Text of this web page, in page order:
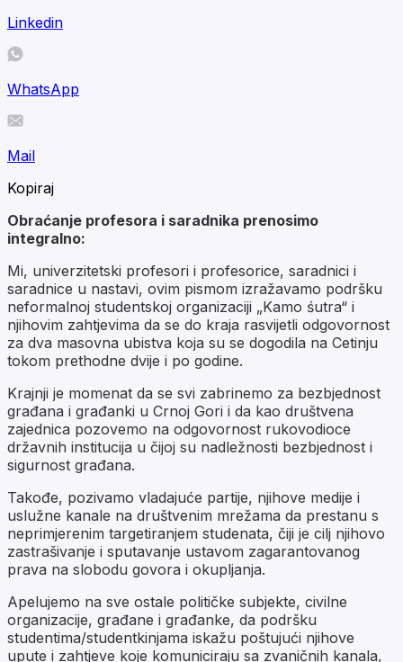
Linkedin
WhatsApp
Mail
Kopiraj
Obraćanje profesora i saradnika prenosimo
integralno:
Mi, univerzitetski profesori i profesorice, saradnici i
saradnice u nastavi, ovim pismom izražavamo podršku
neformalnoj studentskoj organizaciji „Kamo śutra“ i
njihovim zahtjevima da se do kraja rasvijetli odgovornost
za dva masovna ubistva koja su se dogodila na Cetinju
tokom prethodne dvije i po godine.
Krajnji je momenat da se svi zabrinemo za bezbjednost
građana i građanki u Crnoj Gori i da kao društvena
zajednica pozovemo na odgovornost rukovodioce
državnih institucija u čijoj su nadležnosti bezbjednost i
sigurnost građana.
Takođe, pozivamo vladajuće partije, njihove medije i
uslužne kanale na društvenim mrežama da prestanu s
neprimjerenim targetiranjem studenata, čiji je cilj njihovo
zastrašivanje i sputavanje ustavom zagarantovanog
prava na slobodu govora i okupljanja.
Apelujemo na sve ostale političke subjekte, civilne
organizacije, građane i građanke, da podršku
studentima/studentkinjama iskažu poštujući njihove
upute i zahtjeve koje komuniciraju sa zvaničnih kanala,